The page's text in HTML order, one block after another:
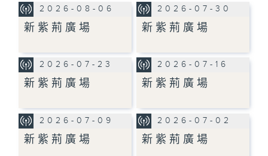
2026-08-06
新紫荊廣場
2026-07-30
新紫荊廣場
2026-07-23
新紫荊廣場
2026-07-16
新紫荊廣場
2026-07-09
新紫荊廣場
2026-07-02
新紫荊廣場